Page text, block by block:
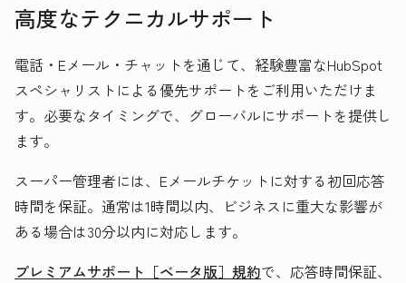
高度なテクニカルサポート
電話・Eメール・チャットを通じて、経験豊富なHubSpot
スペシャリストによる優先サポートをご利用いただけま
す。必要なタイミングで、グローバルにサポートを提供し
ます。
スーパー管理者には、Eメールチケットに対する初回応答
時間を保証。通常は1時間以内、ビジネスに重大な影響が
ある場合は30分以内に対応します。
プレミアムサポート［ベータ版］規約で、応答時間保証、